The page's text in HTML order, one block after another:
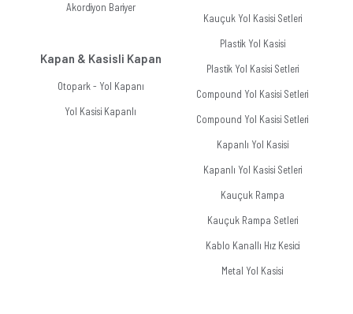
Akordiyon Bariyer
Kapan & Kasisli Kapan
Otopark - Yol Kapanı
Yol Kasisi Kapanlı
Kauçuk Yol Kasisi Setleri
Plastik Yol Kasisi
Plastik Yol Kasisi Setleri
Compound Yol Kasisi Setleri
Compound Yol Kasisi Setleri
Kapanlı Yol Kasisi
Kapanlı Yol Kasisi Setleri
Kauçuk Rampa
Kauçuk Rampa Setleri
Kablo Kanallı Hız Kesici
Metal Yol Kasisi